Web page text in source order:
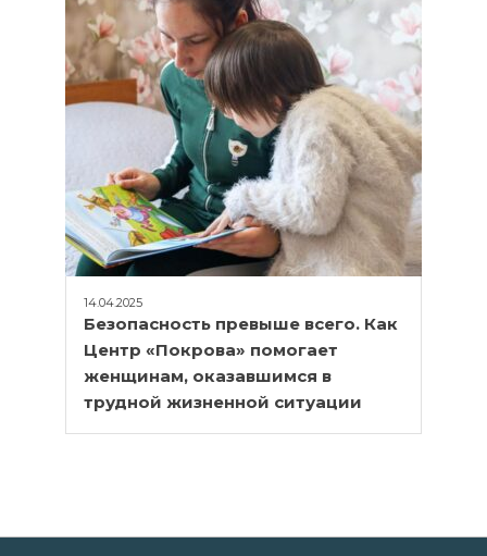
14.04.2025
Безопасность превыше всего. Как
Центр «Покрова» помогает
женщинам, оказавшимся в
трудной жизненной ситуации